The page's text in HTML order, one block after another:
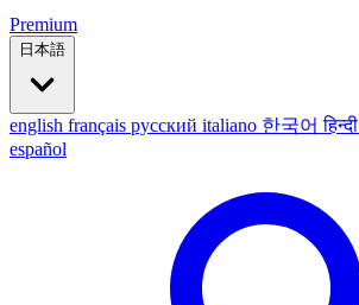
Premium
日本語
english français русский italiano 한국어हिन्दी
español